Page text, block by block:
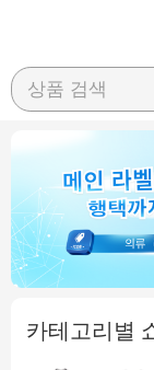
상품 검색
카테고리별